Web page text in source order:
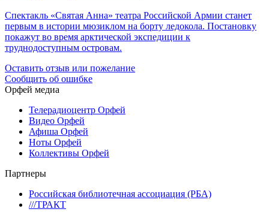
Спектакль «Святая Анна» театра Российской Армии станет
первым в истории мюзиклом на борту ледокола. Постановку
покажут во время арктической экспедиции к
труднодоступным островам.
Оставить отзыв или пожелание
Сообщить об ошибке
Орфей медиа
Телерадиоцентр Орфей
Видео Орфей
Афиша Орфей
Ноты Орфей
Коллективы Орфей
Партнеры
Российская библиотечная ассоциация (РБА)
///ТРАКТ